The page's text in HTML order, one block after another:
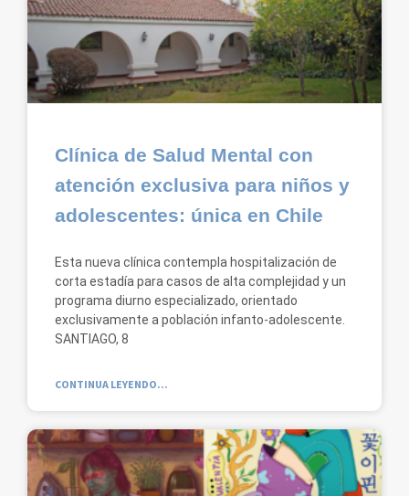
Clínica de Salud Mental con
atención exclusiva para niños y
adolescentes: única en Chile
Esta nueva clínica contempla hospitalización de
corta estadía para casos de alta complejidad y un
programa diurno especializado, orientado
exclusivamente a población infanto-adolescente.
SANTIAGO, 8
CONTINUA LEYENDO...